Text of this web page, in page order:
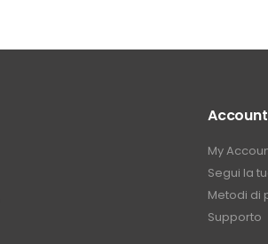
Account
My
Segui la
Metodi di
Supporto